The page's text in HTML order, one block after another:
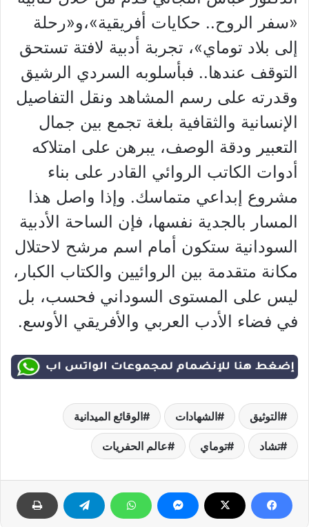
«سفر الروح.. حكايات أفريقية»،و«رحلة
إلى بلاد توماي»، تجربة أدبية لافتة تستحق
التوقف عندها.. فبأسلوبه السردي الرشيق
وقدرته على رسم المشاهد ونقل التفاصيل
الإنسانية والثقافية بلغة تجمع بين جمال
التعبير ودقة الوصف، يبرهن على امتلاكه
أدوات الكاتب الروائي القادر على بناء
مشروع إبداعي متماسك. وإذا واصل هذا
المسار بالجدية نفسها، فإن الساحة الأدبية
السودانية ستكون أمام اسم مرشح لاحتلال
مكانة متقدمة بين الروائيين والكتاب الكبار،
ليس على المستوى السوداني فحسب، بل
في فضاء الأدب العربي والأفريقي الأوسع.
التوثيق الشهادات الوقائع الميدانية
تشاد توماي عالم الحفريات